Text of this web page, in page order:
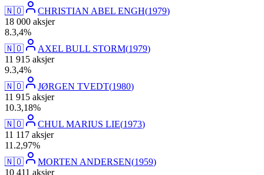
🇳🇴
CHRISTIAN ABEL ENGH(1979)
18 000 aksjer
8.3,4%
🇳🇴
AXEL BULL STORM(1979)
11 915 aksjer
9.3,4%
🇳🇴
JØRGEN TVEDT(1980)
11 915 aksjer
10.3,18%
🇳🇴
CHUL MARIUS LIE(1973)
11 117 aksjer
11 .2,97%
🇳🇴
MORTEN ANDERSEN(1959)
10 411 aksjer